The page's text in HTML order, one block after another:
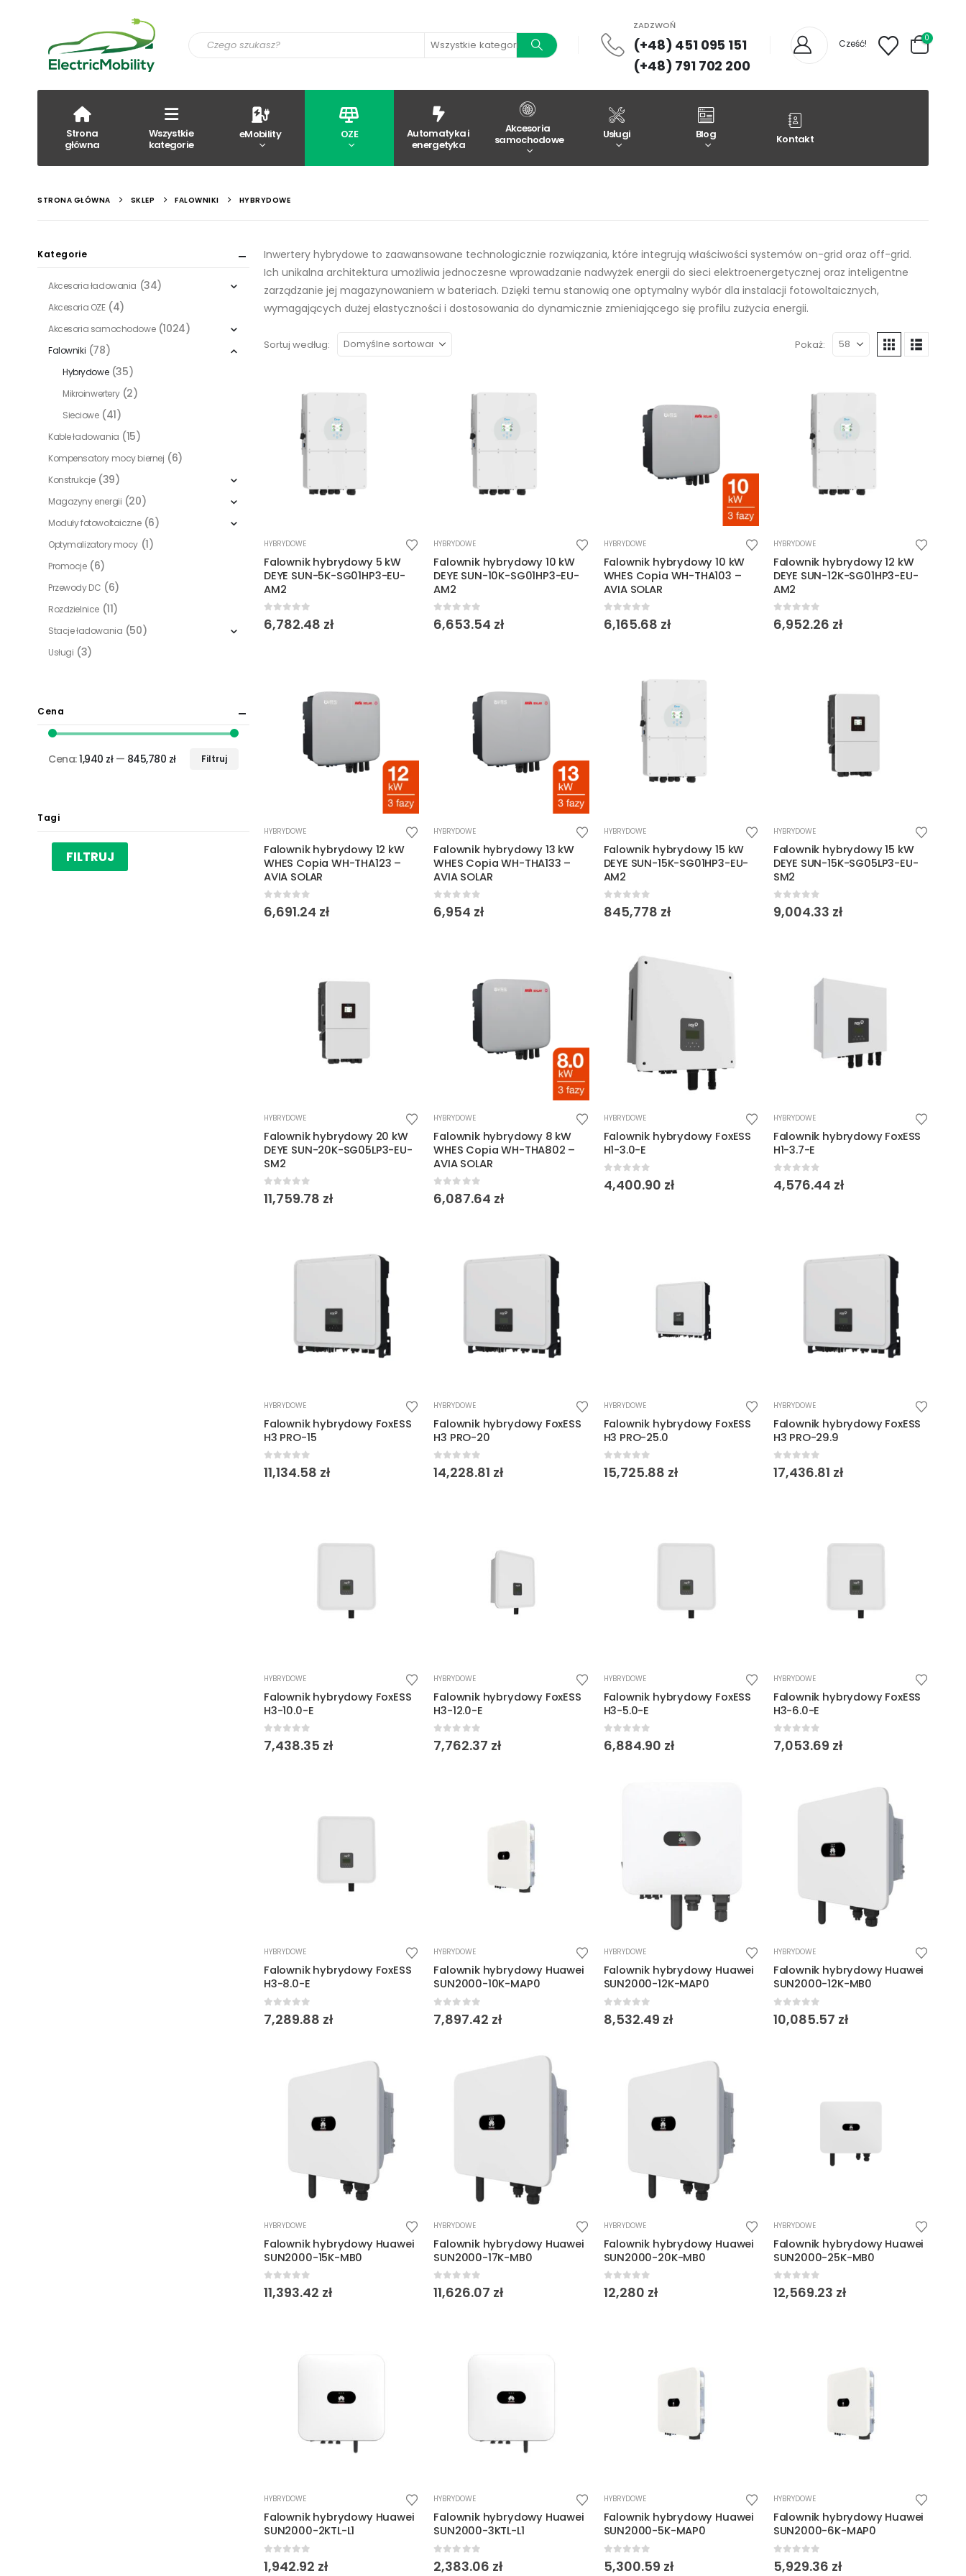
Wszystkie kategorie
ZADZWOŃ
(+48) 451 095 151
(+48) 791 702 200
Cześć! 0
Strona
główna
Wszystkie
kategorie
eMobility OZE
Automatyka i
energetyka
Akcesoria
samochodowe
Usługi Blog Kontakt
STRONA GŁÓWNA SKLEP FALOWNIKI HYBRYDOWE
Inwertery hybrydowe to zaawansowane technologicznie rozwiązania, które integrują właściwości systemów on-grid oraz off-grid.
Ich unikalna architektura umożliwia jednoczesne wprowadzanie nadwyżek energii do sieci elektroenergetycznej oraz inteligentne
zarządzanie jej magazynowaniem w bateriach. Dzięki temu stanowią one optymalny wybór dla instalacji fotowoltaicznych,
wymagających dużej elastyczności i dostosowania do dynamicznie zmieniającego się profilu zużycia energii.
Sortuj według: Pokaż:
HYBRYDOWE
Falownik hybrydowy 5 kW
DEYE SUN-5K-SG01HP3-EU-
AM2
0 out of 5
6,782.48 zł
HYBRYDOWE
Falownik hybrydowy 10 kW
DEYE SUN-10K-SG01HP3-EU-
AM2
0 out of 5
6,653.54 zł
HYBRYDOWE
Falownik hybrydowy 10 kW
WHES Copia WH-THA103 –
AVIA SOLAR
0out of 5
6,165.68 zł
HYBRYDOWE
Falownik hybrydowy 12 kW
DEYE SUN-12K-SG01HP3-EU-
AM2
0out of 5
6,952.26 zł
HYBRYDOWE
Falownik hybrydowy 12 kW
WHES Copia WH-THA123 –
AVIA SOLAR
0 out of 5
6,691.24 zł
HYBRYDOWE
Falownik hybrydowy 13 kW
WHES Copia WH-THA133 –
AVIA SOLAR
0 out of 5
6,954 zł
HYBRYDOWE
Falownik hybrydowy 15 kW
DEYE SUN-15K-SG01HP3-EU-
AM2
0out of 5
845,778 zł
HYBRYDOWE
Falownik hybrydowy 15 kW
DEYE SUN-15K-SG05LP3-EU-
SM2
0out of 5
9,004.33 zł
HYBRYDOWE
Falownik hybrydowy 20 kW
DEYE SUN-20K-SG05LP3-EU-
SM2
0out of 5
11,759.78 zł
HYBRYDOWE
Falownik hybrydowy 8 kW
WHES Copia WH-THA802 –
AVIA SOLAR
0 out of 5
6,087.64 zł
HYBRYDOWE
Falownik hybrydowy FoxESS
H1-3.0-E
out of 5
4,400.90 zł
HYBRYDOWE
Falownik hybrydowy FoxESS
H1-3.7-E
out of 5
4,576.44 zł
HYBRYDOWE
Falownik hybrydowy FoxESS
H3 PRO-15
0out of 5
11,134.58 zł
HYBRYDOWE
Falownik hybrydowy FoxESS
H3 PRO-20
0 out of 5
14,228.81 zł
HYBRYDOWE
Falownik hybrydowy FoxESS
H3 PRO-25.0
0out of 5
15,725.88 zł
HYBRYDOWE
Falownik hybrydowy FoxESS
H3 PRO-29.9
0out of 5
17,436.81 zł
HYBRYDOWE
Falownik hybrydowy FoxESS
H3-10.0-E
0out of 5
7,438.35 zł
HYBRYDOWE
Falownik hybrydowy FoxESS
H3-12.0-E
0out of 5
7,762.37 zł
HYBRYDOWE
Falownik hybrydowy FoxESS
H3-5.0-E
0out of 5
6,884.90 zł
HYBRYDOWE
Falownik hybrydowy FoxESS
H3-6.0-E
0out of 5
7,053.69 zł
HYBRYDOWE
Falownik hybrydowy FoxESS
H3-8.0-E
out of 5
7,289.88 zł
HYBRYDOWE
Falownik hybrydowy Huawei
SUN2000-10K-MAP0
out of 5
7,897.42 zł
HYBRYDOWE
Falownik hybrydowy Huawei
SUN2000-12K-MAP0
0 out of 5
8,532.49 zł
HYBRYDOWE
Falownik hybrydowy Huawei
SUN2000-12K-MB0
out of 5
10,085.57 zł
HYBRYDOWE
Falownik hybrydowy Huawei
SUN2000-15K-MB0
0out of 5
11,393.42 zł
HYBRYDOWE
Falownik hybrydowy Huawei
SUN2000-17K-MB0
0out of 5
11,626.07 zł
HYBRYDOWE
Falownik hybrydowy Huawei
SUN2000-20K-MB0
0out of 5
12,280 zł
HYBRYDOWE
Falownik hybrydowy Huawei
SUN2000-25K-MB0
0out of 5
12,569.23 zł
HYBRYDOWE
Falownik hybrydowy Huawei
SUN2000-2KTL-L1
out of 5
1,942.92 zł
HYBRYDOWE
Falownik hybrydowy Huawei
SUN2000-3KTL-L1
out of 5
2,383.06 zł
HYBRYDOWE
Falownik hybrydowy Huawei
SUN2000-5K-MAP0
out of 5
5,300.59 zł
HYBRYDOWE
Falownik hybrydowy Huawei
SUN2000-6K-MAP0
out of 5
5,929.36 zł
Kategorie
Akcesoria ładowania (34)
Akcesoria OZE (4)
Akcesoria samochodowe (1024)
Falowniki (78)
Hybrydowe (35)
Mikroinwertery (2)
Sieciowe (41)
Kable ładowania (15)
Kompensatory mocy biernej (6)
Konstrukcje (39)
Magazyny energii (20)
Moduły fotowoltaiczne (6)
Optymalizatory mocy (1)
Promocje (6)
Przewody DC (6)
Rozdzielnice (11)
Stacje ładowania (50)
Usługi (3)
Cena
Filtruj
Cena:1,940 zł— 845,780 zł
Tagi
FILTRUJ